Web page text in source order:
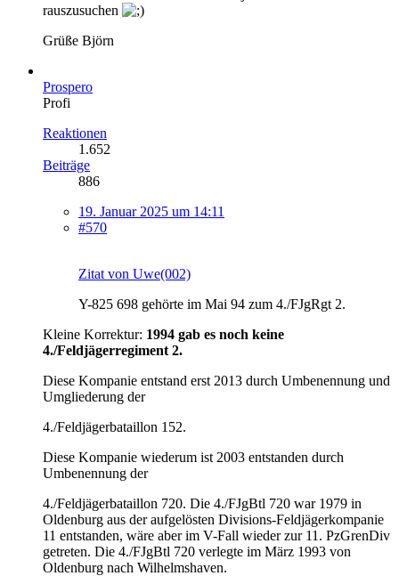
rauszusuchen
Grüße Björn
Prospero
Profi
Reaktionen
1.652
Beiträge
886
19. Januar 2025 um 14:11
#570
Zitat von Uwe(002)
Y-825 698 gehörte im Mai 94 zum 4./FJgRgt 2.
Kleine Korrektur: 1994 gab es noch keine
4./Feldjägerregiment 2.
Diese Kompanie entstand erst 2013 durch Umbenennung und
Umgliederung der
4./Feldjägerbataillon 152.
Diese Kompanie wiederum ist 2003 entstanden durch
Umbenennung der
4./Feldjägerbataillon 720. Die 4./FJgBtl 720 war 1979 in
Oldenburg aus der aufgelösten Divisions-Feldjägerkompanie
11 entstanden, wäre aber im V-Fall wieder zur 11. PzGrenDiv
getreten. Die 4./FJgBtl 720 verlegte im März 1993 von
Oldenburg nach Wilhelmshaven.